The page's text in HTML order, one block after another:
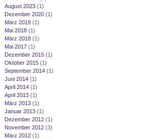
August 2023(1)
Dezember 2020(1)
März 2019(1)
Mai 2018(1)
März 2018(1)
Mai 2017(1)
Dezember 2015(1)
Oktober 2015(1)
September 2014(1)
Juni 2014(1)
April 2014(1)
April 2013(1)
März 2013(1)
Januar 2013(1)
Dezember 2012(1)
November 2012(3)
März 2012(1)